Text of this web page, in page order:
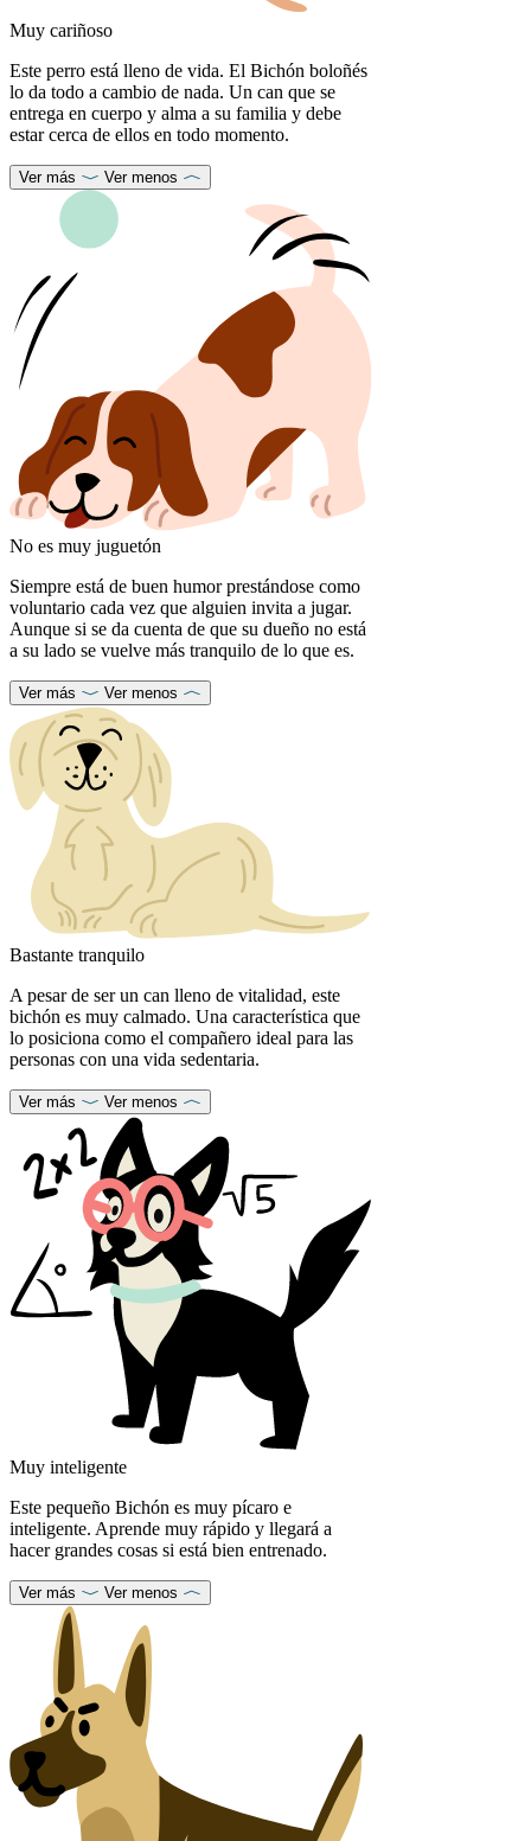
Muy cariñoso
Este perro está lleno de vida. El Bichón boloñés
lo da todo a cambio de nada. Un can que se
entrega en cuerpo y alma a su familia y debe
estar cerca de ellos en todo momento.
Ver más Ver menos
No es muy juguetón
Siempre está de buen humor prestándose como
voluntario cada vez que alguien invita a jugar.
Aunque si se da cuenta de que su dueño no está
a su lado se vuelve más tranquilo de lo que es.
Ver más Ver menos
Bastante tranquilo
A pesar de ser un can lleno de vitalidad, este
bichón es muy calmado. Una característica que
lo posiciona como el compañero ideal para las
personas con una vida sedentaria.
Ver más Ver menos
Muy inteligente
Este pequeño Bichón es muy pícaro e
inteligente. Aprende muy rápido y llegará a
hacer grandes cosas si está bien entrenado.
Ver más Ver menos